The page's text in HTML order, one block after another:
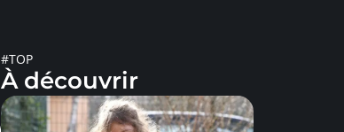
#TOP
À découvrir